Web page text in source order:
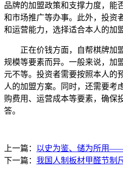
品牌的加盟政策和支撑力度，能
和市场推广等办事。此外，投资
和运营能力，选择适合本人的加
正在价钱方面，自帮棋牌加
规模等要素而异。一般来说，加
元不等。投资者需要按照本人的
人的加盟方案。同时，还需要考
购费用、运营成本等要素，确保
答。
上一篇： 以史为鉴、储为所用
下一篇： 我国人制板材甲醛节制